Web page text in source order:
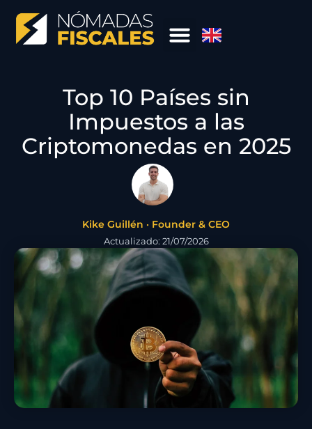
Top 10 Países sin
Impuestos a las
Criptomonedas en 2025
Kike Guillén · Founder & CEO
Actualizado: 21/07/2026